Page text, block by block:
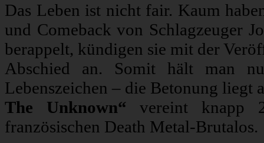
Das Leben ist nicht fair. Kaum
und Comeback von Schlagzeuger
berappelt, kündigen sie mit der
Abschied an. Somit hält man
Lebenszeichen – die Betonung liegt
The Unknown“ vereint knapp
französischen Death Metal-Brutalos.